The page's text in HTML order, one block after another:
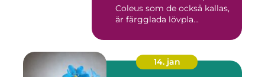
Coleus som de också kallas,
är färgglada lövpla...
14. jan